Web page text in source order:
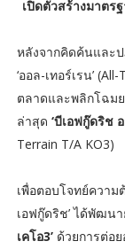
เปิดตัวสร้างมาตร
หลังจากคิดค้นและ
‘ออล-เทอร์เรน’
ตลาดและพลิกโฉมย
ล่าสุด ‘บีเอฟกู๊ดริช
Terrain T/A KO3)
เพื่อตอบโจทย์ความ
เอฟกู๊ดริช’ ได้พัฒนา
เคโอ3’ ด้วยการต่อ